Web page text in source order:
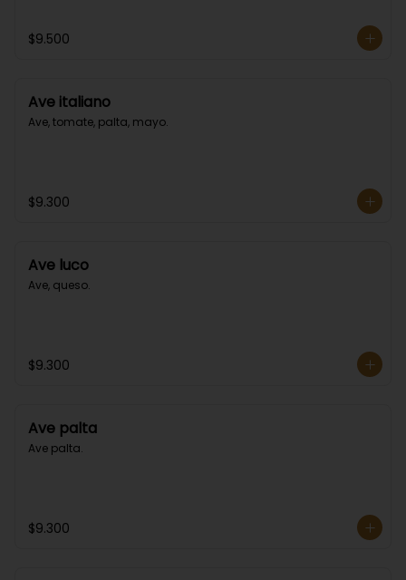
$9.500
Ave italiano
Ave, tomate, palta, mayo.
$9.300
Ave luco
Ave, queso.
$9.300
Ave palta
Ave palta.
$9.300